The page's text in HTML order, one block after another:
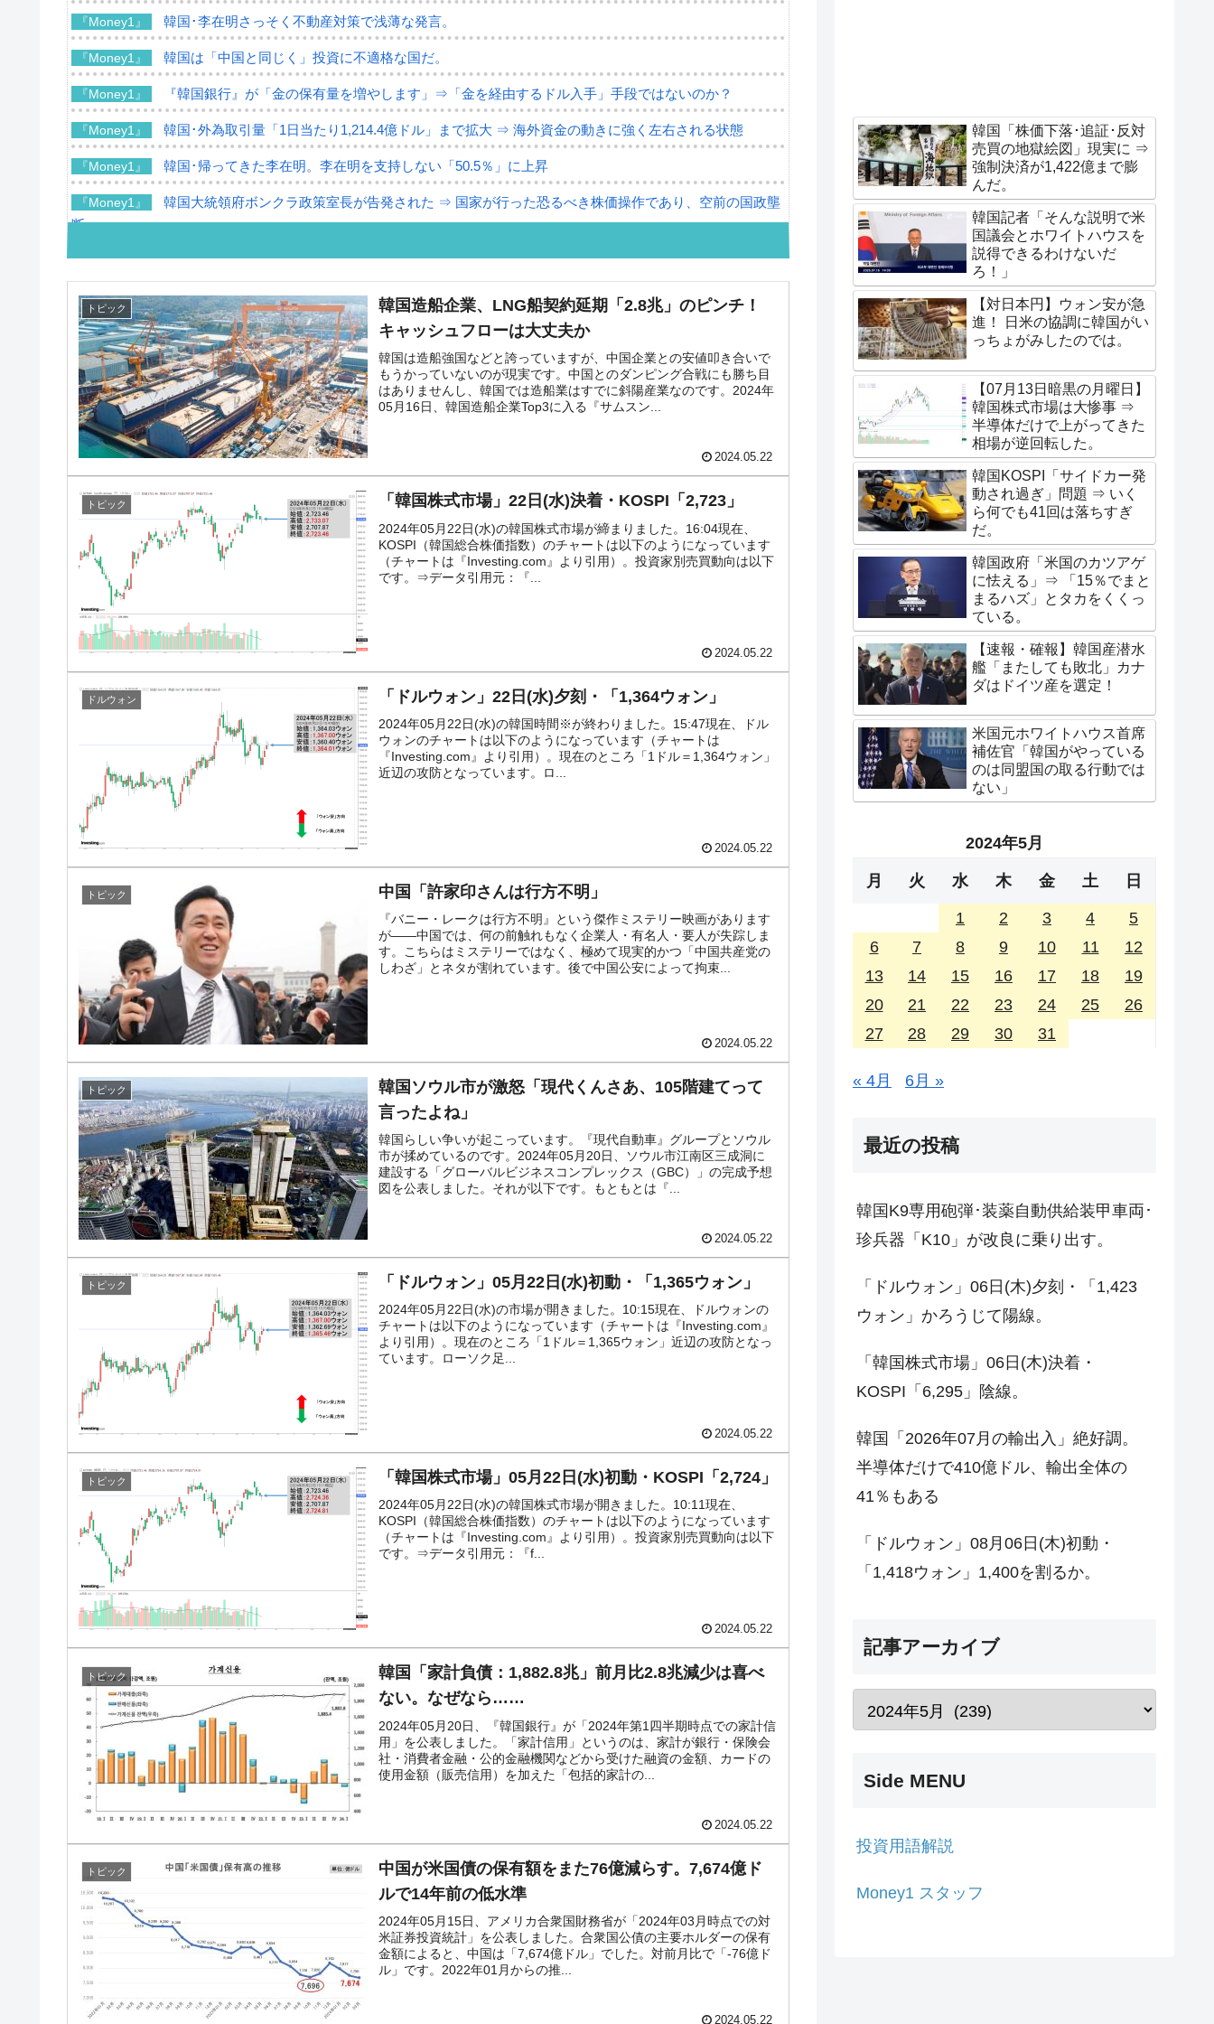
『Money1』 韓国･李在明さっそく不動産対策で浅薄な発言。
『Money1』 韓国は「中国と同じく」投資に不適格な国だ。
『Money1』 『韓国銀行』が「金の保有量を増やします」⇒「金を経由するドル入手」手段ではないのか？
『Money1』 韓国･外為取引量「1日当たり1,214.4億ドル」まで拡大 ⇒ 海外資金の動きに強く左右される状態
『Money1』 韓国･帰ってきた李在明。李在明を支持しない「50.5％」に上昇
『Money1』
韓国大統領府ボンクラ政策室長が告発された ⇒ 国家が行った恐るべき株価操作であり、空前の国政壟
断
『Money1』 韓国･警察職員が「丸刈りになって抗議活動」
『Money1』 中国だけが鉄鋼輸出を異常増加させる ⇒ 中国の過剰生産が世界を蝕む。
『Money1』 韓国製造業「半導体絶好調」のウラで他業種は全般的「不調」⇒ PSIが示す現況は決して良くない。
『Money1』 【米韓激突案件】韓国消費者院が『クーパン』1人当たり賠償10万ウォンを認定 ⇒ 総額3兆7,000億
『Money1』 韓国で猛暑。南東部では干ばつ
『Money1』 韓国型イージス搭載の次世代駆逐艦「KDDX」1番艦、2032年竣工と公示
『Money1』 【対日本円】ウォン安が急進！ 日米の協調に韓国がいっちょがみしたのでは。
『Money1』
韓国政府『BYD』車への補助金を全廃 ⇒ 実は韓国で『BYD』車は売れている。6カ月で対前年同期比
1.9倍！
『Money1』
在韓米国大使スティールが着韓！⇒ さっそく空港に詰めかけ「出て行け！」「極右勢力」のプラカー
ドを掲げる「在韓反米勢力」
『Money1』 韓国政府「2035年までに18.4GW規模のAIデータセンター整備」⇒ だから無理だってば。
『Money1』 韓国『国民年金公団』株価暴落で200兆蒸発。
韓国政府「ニセＫ-ブランドを通報しようキャンペーン」⇒ あの名物教授も登場！
『Money1』 韓国「橋が落ちました」⇒ 耐久性「なさすぎ」では。
トピック
韓国造船企業、LNG船契約延期「2.8兆」のピンチ！
キャッシュフローは大丈夫か
韓国は造船強国などと誇っていますが、中国企業との安値叩き合いで
もうかっていないのが現実です。中国とのダンピング合戦にも勝ち目
はありませんし、韓国では造船業はすでに斜陽産業なのです。2024年
05月16日、韓国造船企業Top3に入る『サムスン...
2024.05.22
トピック 「韓国株式市場」22日(水)決着・KOSPI「2,723」
2024年05月22日(水)の韓国株式市場が締まりました。16:04現在、
KOSPI（韓国総合株価指数）のチャートは以下のようになっています
（チャートは『Investing.com』より引用）。投資家別売買動向は以下
です。⇒データ引用元：『...
2024.05.22
ドルウォン 「ドルウォン」22日(水)夕刻・「1,364ウォン」
2024年05月22日(水)の韓国時間※が終わりました。15:47現在、ドル
ウォンのチャートは以下のようになっています（チャートは
『Investing.com』より引用）。現在のところ「1ドル＝1,364ウォン」
近辺の攻防となっています。ロ...
2024.05.22
トピック 中国「許家印さんは行方不明」
『バニー・レークは行方不明』という傑作ミステリー映画があります
が――中国では、何の前触れもなく企業人・有名人・要人が失踪しま
す。こちらはミステリーではなく、極めて現実的かつ「中国共産党の
しわざ」とネタが割れています。後で中国公安によって拘束...
2024.05.22
トピック
韓国ソウル市が激怒「現代くんさあ、105階建てって
言ったよね」
韓国らしい争いが起こっています。『現代自動車』グループとソウル
市が揉めているのです。2024年05月20日、ソウル市江南区三成洞に
建設する「グローバルビジネスコンプレックス（GBC）」の完成予想
図を公表しました。それが以下です。もともとは『...
2024.05.22
トピック 「ドルウォン」05月22日(水)初動・「1,365ウォン」
2024年05月22日(水)の市場が開きました。10:15現在、ドルウォンの
チャートは以下のようになっています（チャートは『Investing.com』
より引用）。現在のところ「1ドル＝1,365ウォン」近辺の攻防となっ
ています。ローソク足...
2024.05.22
トピック 「韓国株式市場」05月22日(水)初動・KOSPI「2,724」
2024年05月22日(水)の韓国株式市場が開きました。10:11現在、
KOSPI（韓国総合株価指数）のチャートは以下のようになっています
（チャートは『Investing.com』より引用）。投資家別売買動向は以下
です。⇒データ引用元：『f...
2024.05.22
トピック
韓国「家計負債：1,882.8兆」前月比2.8兆減少は喜べ
ない。なぜなら……
2024年05月20日、『韓国銀行』が「2024年第1四半期時点での家計信
用」を公表しました。「家計信用」というのは、家計が銀行・保険会
社・消費者金融・公的金融機関などから受けた融資の金額、カードの
使用金額（販売信用）を加えた「包括的家計の...
2024.05.22
トピック
中国が米国債の保有額をまた76億減らす。7,674億ド
ルで14年前の低水準
2024年05月15日、アメリカ合衆国財務省が「2024年03月時点での対
米証券投資統計」を公表しました。合衆国公債の主要ホルダーの保有
金額によると、中国は「7,674億ドル」でした。対前月比で「-76億ド
ル」です。2022年01月からの推...
2024.05.22
韓国「株価下落･追証･反対
売買の地獄絵図」現実に ⇒
強制決済が1,422億まで膨
んだ。
韓国記者「そんな説明で米
国議会とホワイトハウスを
説得できるわけないだ
ろ！」
【対日本円】ウォン安が急
進！ 日米の協調に韓国がい
っちょがみしたのでは。
【07月13日暗黒の月曜日】
韓国株式市場は大惨事 ⇒
半導体だけで上がってきた
相場が逆回転した。
韓国KOSPI「サイドカー発
動され過ぎ」問題 ⇒ いく
ら何でも41回は落ちすぎ
だ。
韓国政府「米国のカツアゲ
に怯える」⇒ 「15％でまと
まるハズ」とタカをくくっ
ている。
【速報・確報】韓国産潜水
艦「またしても敗北」カナ
ダはドイツ産を選定！
米国元ホワイトハウス首席
補佐官「韓国がやっている
のは同盟国の取る行動では
ない」
2024年5月
月 火 水 木 金 土 日
1 2 3 4
5
6
7 8 9 10 11
12
13
14 15 16 17 18
19
20
21 22 23 24 25
26
27
28 29 30 31
« 4月 6月 »
最近の投稿
韓国K9専用砲弾･装薬自動供給装甲車両･
珍兵器「K10」が改良に乗り出す。
「ドルウォン」06日(木)夕刻・「1,423
ウォン」かろうじて陽線。
「韓国株式市場」06日(木)決着・
KOSPI「6,295」陰線。
韓国「2026年07月の輸出入」絶好調。
半導体だけで410億ドル、輸出全体の
41％もある
「ドルウォン」08月06日(木)初動・
「1,418ウォン」1,400を割るか。
記事アーカイブ
Side MENU
投資用語解説
Money1 スタッフ